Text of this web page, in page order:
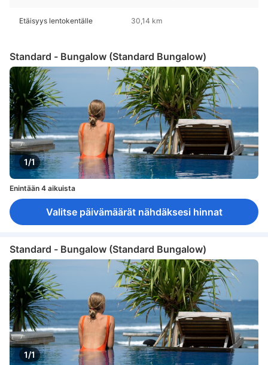
Etäisyys lentokentälle 30,14 km
Standard - Bungalow (Standard Bungalow)
1/1
Enintään 4 aikuista
Valitse päivämäärät nähdäksesi hinnat
Standard - Bungalow (Standard Bungalow)
1/1